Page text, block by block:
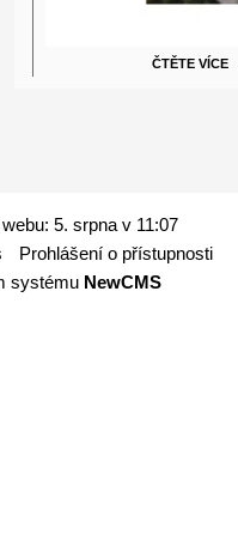
ČTĚTE VÍCE
5. srpna v 11:07
Prohlášení o přístupnosti
systému NewCMS